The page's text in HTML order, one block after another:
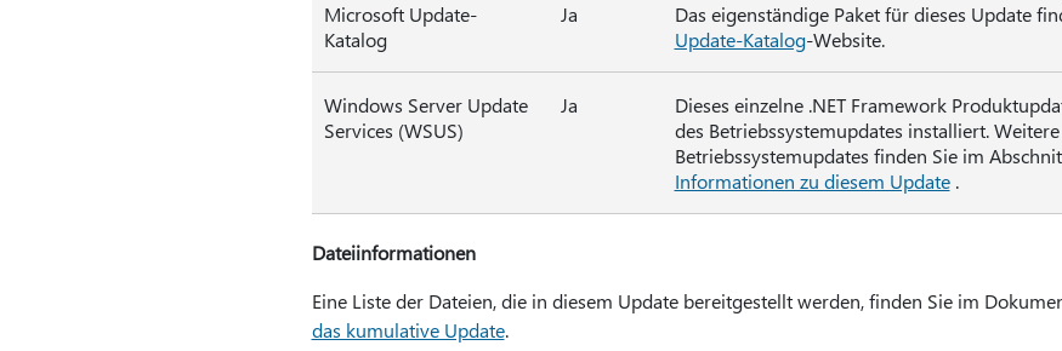
Microsoft Update-
Katalog
Ja Das eigenständige Paket für dieses Update
Update-Katalog-Website.
Windows Server Update
Services (WSUS)
Ja
Dieses einzelne .NET Framework
des Betriebssystemupdates installiert.
Betriebssystemupdates finden Sie im
Informationen zu diesem Update.
Dateiinformationen
Eine Liste der Dateien, die in diesem Update bereitgestellt werden, finden Sie im
das kumulative Update.